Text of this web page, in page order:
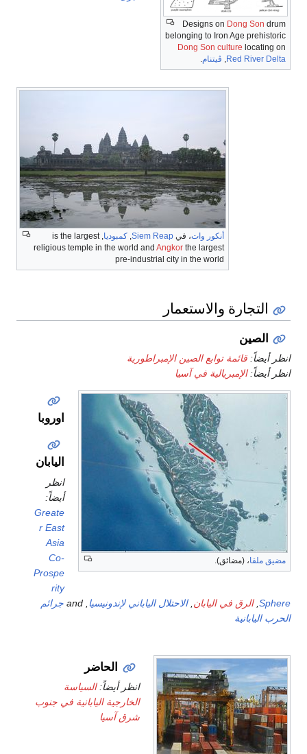
Designs on Dong Son drum
belonging to Iron Age prehistoric
Dong Son culture locating on
Red River Delta
, ڤيتنام.
أنكور وات، في Siem Reap
, كمبوديا , is the largest
religious temple in the world and Angkor the largest
pre-industrial city in the world
التجارة والاستعمار
الصين
انظر أيضاً: قائمة توابع الصين الإمبراطورية
انظر أيضاً:الإمبريالية في آسيا
مضيق ملقا، (مضائق).
اوروبا
اليابان
انظر
أيضاً:
Greate
r East
Asia
Co-
Prospe
rity
Sphere
,الرق في اليابان ,الاحتلال الياباني لإندونيسيا
جرائم
الحرب اليابانية
الحاضر
انظر أيضاً:السياسة
الخارجية اليابانية في جنوب
شرق آسيا